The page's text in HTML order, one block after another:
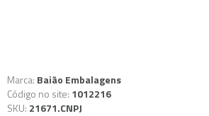
Marca: Baião Embalagens
Código no site: 1012216
SKU: 21671.CNPJ